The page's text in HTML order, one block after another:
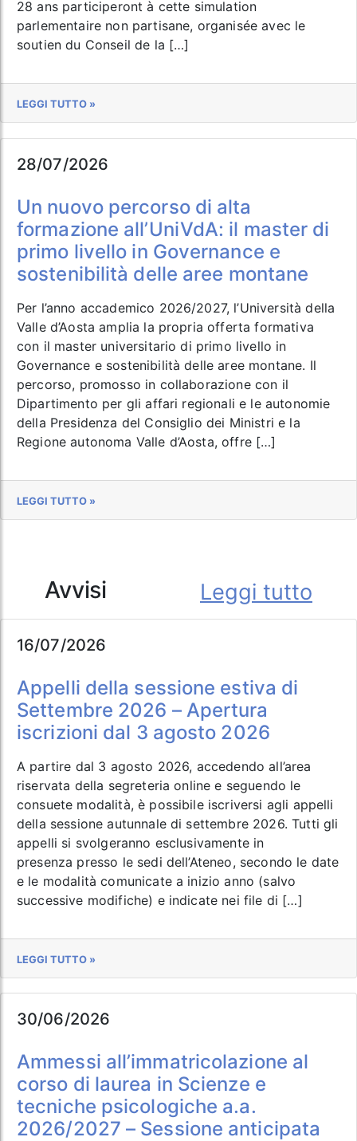
28 ans participeront à cette simulation
parlementaire non partisane, organisée avec le
soutien du Conseil de la […]
LEGGI TUTTO »
28/07/2026
Un nuovo percorso di alta
formazione all’UniVdA: il master di
primo livello in Governance e
sostenibilità delle aree montane
Per l’anno accademico 2026/2027, l’Università della
Valle d’Aosta amplia la propria offerta formativa
con il master universitario di primo livello in
Governance e sostenibilità delle aree montane. Il
percorso, promosso in collaborazione con il
Dipartimento per gli affari regionali e le autonomie
della Presidenza del Consiglio dei Ministri e la
Regione autonoma Valle d’Aosta, offre […]
LEGGI TUTTO »
Avvisi Leggi tutto
16/07/2026
Appelli della sessione estiva di
Settembre 2026 – Apertura
iscrizioni dal 3 agosto 2026
A partire dal 3 agosto 2026, accedendo all’area
riservata della segreteria online e seguendo le
consuete modalità, è possibile iscriversi agli appelli
della sessione autunnale di settembre 2026. Tutti gli
appelli si svolgeranno esclusivamente in
presenza presso le sedi dell’Ateneo, secondo le date
e le modalità comunicate a inizio anno (salvo
successive modifiche) e indicate nei file di […]
LEGGI TUTTO »
30/06/2026
Ammessi all’immatricolazione al
corso di laurea in Scienze e
tecniche psicologiche a.a.
2026/2027 – Sessione anticipata